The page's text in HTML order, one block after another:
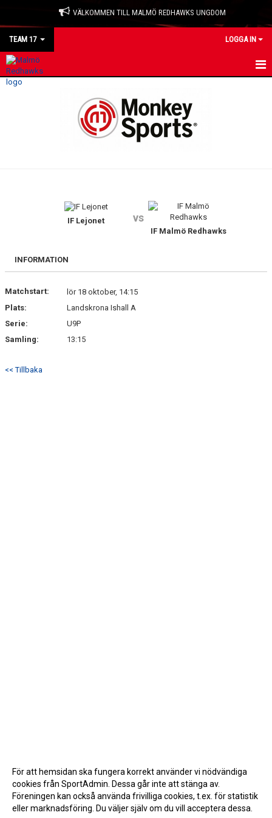
VÄLKOMMEN TILL MALMÖ REDHAWKS UNGDOM
TEAM 17 LOGGA IN
HEM
KONTAKT
IF Lejonet vs
IF Malmö Redhawks
INFORMATION
Matchstart:
lör 18 oktober, 14:15
Plats:
Landskrona Ishall A
Serie:
U9P
Samling:
13:15
<< Tillbaka
För att hemsidan ska fungera korrekt använder vi nödvändiga
cookies från SportAdmin. Dessa går inte att stänga av.
Föreningen kan också använda frivilliga cookies, t.ex. för statistik
eller marknadsföring. Du väljer själv om du vill acceptera dessa.